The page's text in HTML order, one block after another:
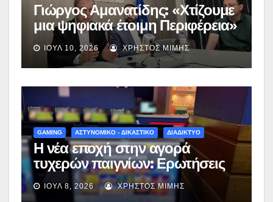
Γιώργος Αμανατίδης: «Χτίζουμε
μια ψηφιακά έτοιμη Περιφέρεια»
– Παρουσιάστηκε ο οδικός
χάρτης για το ψηφιακό μέλλον
της Δυτικής Μακεδονίας –
(video)
ΙΟΎΛ 10, 2026 ΧΡΉΣΤΟΣ ΜΊΜΗΣ
GAMING ΑΣΤΥΝΟΜΙΚΟ - ΔΙΚΑΣΤΙΚΟ ΔΙΑΔΙΚΤΥΟ
Η νέα εποχή στην αγορά
τυχερών παιγνίων: Ερωτήσεις
και απαντήσεις για το νέο
νομοσχέδιο
ΙΟΎΛ 8, 2026 ΧΡΉΣΤΟΣ ΜΊΜΗΣ